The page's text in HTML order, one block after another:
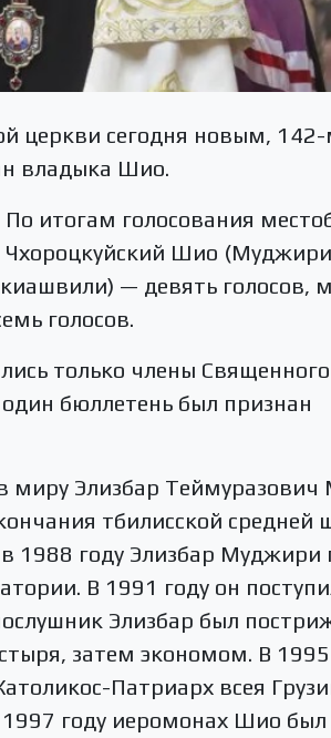
церкви сегодня новым,
владыка Шио.
итогам голосования
Шио
— девять голосов,
голосов.
только члены
бюллетень был признан
миру Элизбар
тбилисской
1988 году Элизбар
В 1991 году он
Элизбар был
затем экономом. В
Патриарх всея
году иеромонах Шио был